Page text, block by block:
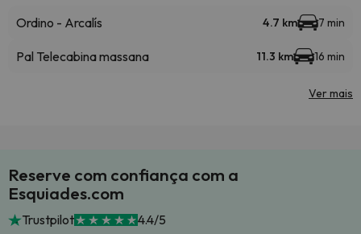
Ordino - Arcalís 4.7 km 7 min
Pal Telecabina massana 11.3 km 16 min
Ver mais
Reserve com confiança com a
Esquiades.com
Trustpilot 4.4/5